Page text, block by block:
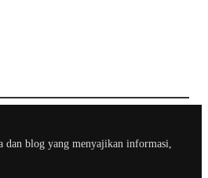
dan blog yang menyajikan informasi,